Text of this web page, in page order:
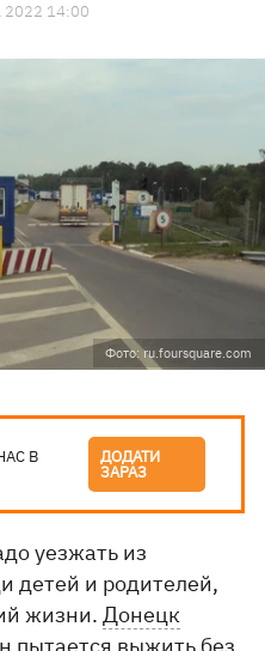
2022 14:00
Фото: ru.foursquare.com
В ДОДАТИ
ЗАРАЗ
уезжать из
детей и родителей,
жизни.Донецк